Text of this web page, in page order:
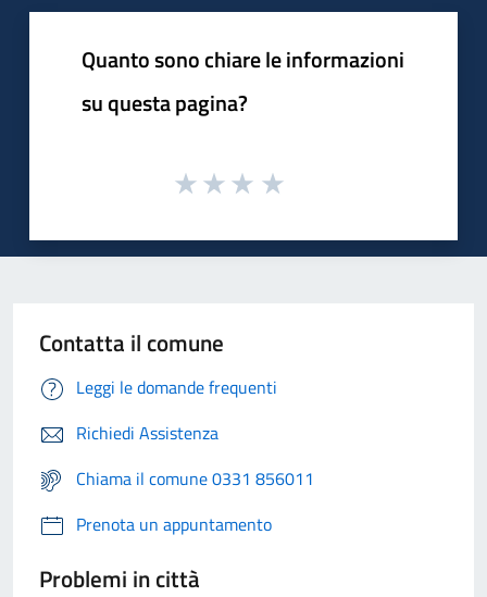
Quanto sono chiare le informazioni
su questa pagina?
Contatta il comune
Leggi le domande frequenti
Richiedi Assistenza
Chiama il comune 0331 856011
Prenota un appuntamento
Problemi in città